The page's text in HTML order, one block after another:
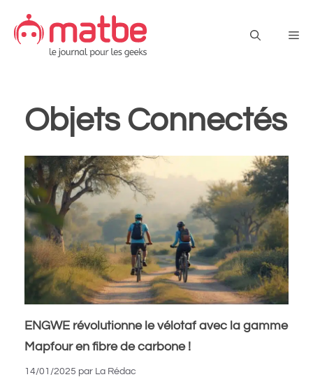
contenu
Objets Connectés
ENGWE révolutionne le vélotaf avec la gamme
Mapfour en fibre de carbone !
14/01/2025 par La Rédac